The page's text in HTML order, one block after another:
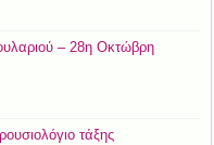
– 28η Οκτώβρη
τάξης